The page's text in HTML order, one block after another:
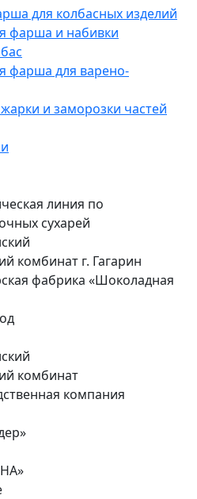
для колбасных изделий
фарша и набивки
фарша для варено-
и заморозки частей
линия по
сухарей
комбинат г. Гагарин
фабрика «Шоколадная
комбинат
компания